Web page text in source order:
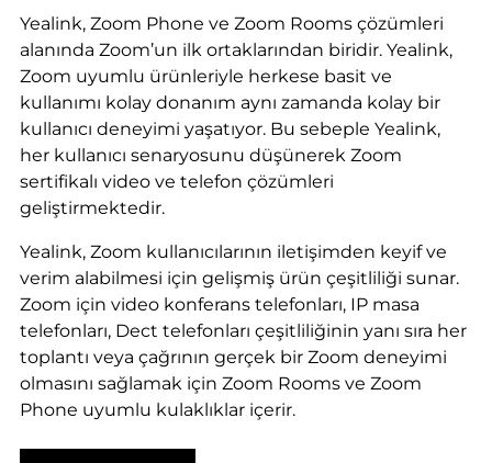
Yealink, Zoom Phone ve Zoom Rooms çözümleri
alanında Zoom’un ilk ortaklarından biridir. Yealink,
Zoom uyumlu ürünleriyle herkese basit ve
kullanımı kolay donanım aynı zamanda kolay bir
kullanıcı deneyimi yaşatıyor. Bu sebeple Yealink,
her kullanıcı senaryosunu düşünerek Zoom
sertifikalı video ve telefon çözümleri
geliştirmektedir.
Yealink, Zoom kullanıcılarının iletişimden keyif ve
verim alabilmesi için gelişmiş ürün çeşitliliği sunar.
Zoom için video konferans telefonları, IP masa
telefonları, Dect telefonları çeşitliliğinin yanı sıra her
toplantı veya çağrının gerçek bir Zoom deneyimi
olmasını sağlamak için Zoom Rooms ve Zoom
Phone uyumlu kulaklıklar içerir.